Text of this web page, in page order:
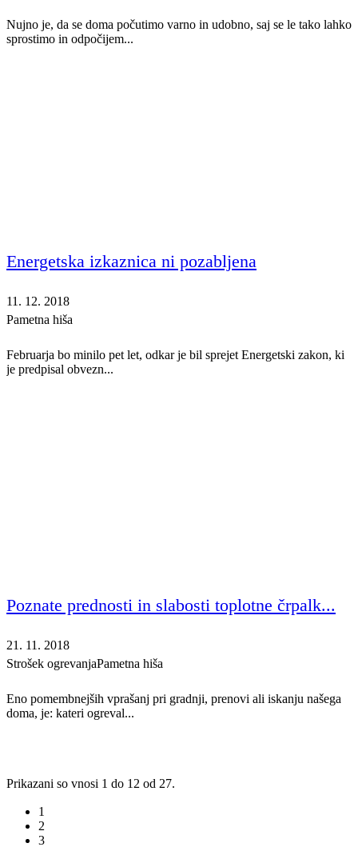
Nujno je, da se doma počutimo varno in udobno, saj se le tako lahko
sprostimo in odpočijem...
Energetska izkaznica ni pozabljena
11. 12. 2018
Pametna hiša
Februarja bo minilo pet let, odkar je bil sprejet Energetski zakon, ki
je predpisal obvezn...
Poznate prednosti in slabosti toplotne črpalk...
21. 11. 2018
Strošek ogrevanjaPametna hiša
Eno pomembnejših vprašanj pri gradnji, prenovi ali iskanju našega
doma, je: kateri ogreval...
Prikazani so vnosi 1 do 12 od 27.
1
2
3